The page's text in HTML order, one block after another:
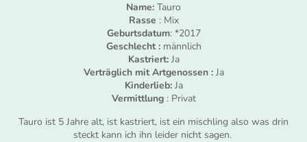
Name: Tauro
Rasse : Mix
Geburtsdatum: *2017
Geschlecht : männlich
Kastriert: Ja
Verträglich mit Artgenossen : Ja
Kinderlieb: Ja
Vermittlung: Privat
Tauro ist 5 Jahre alt, ist kastriert, ist ein mischling also was drin
steckt kann ich ihn leider nicht sagen.